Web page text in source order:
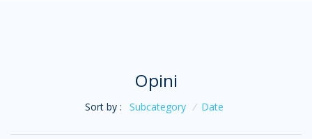
Opini
Sort by : Subcategory / Date